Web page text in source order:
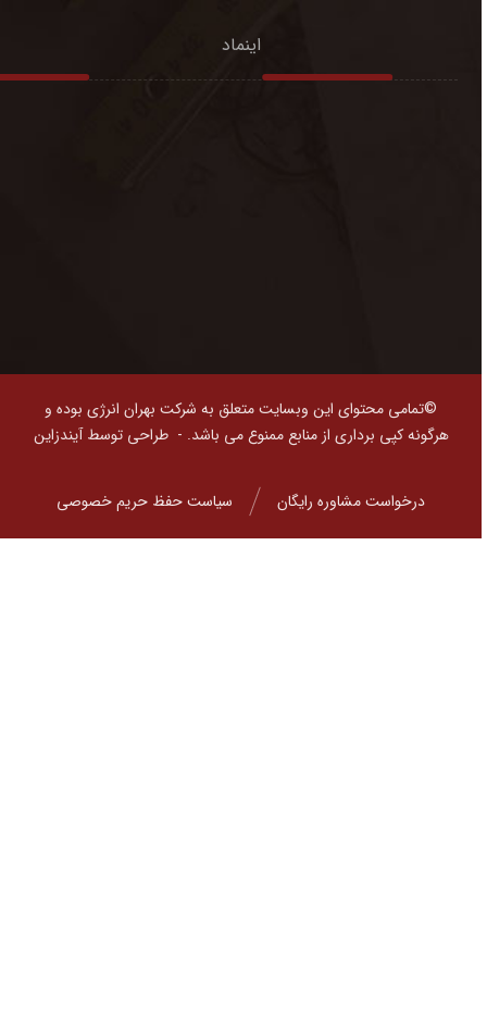
اینماد
©تمامی محتوای این وبسایت متعلق به شرکت بهران انرژی بوده و
هرگونه کپی برداری از منابع ممنوع می باشد. -طراحی توسط آیندزاین
سیاست حفظ حریم خصوصی درخواست مشاوره رایگان